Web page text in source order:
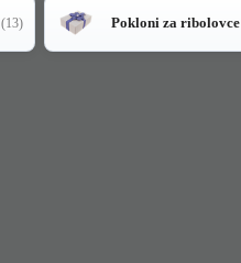
(13) Pokloni za ribolovce